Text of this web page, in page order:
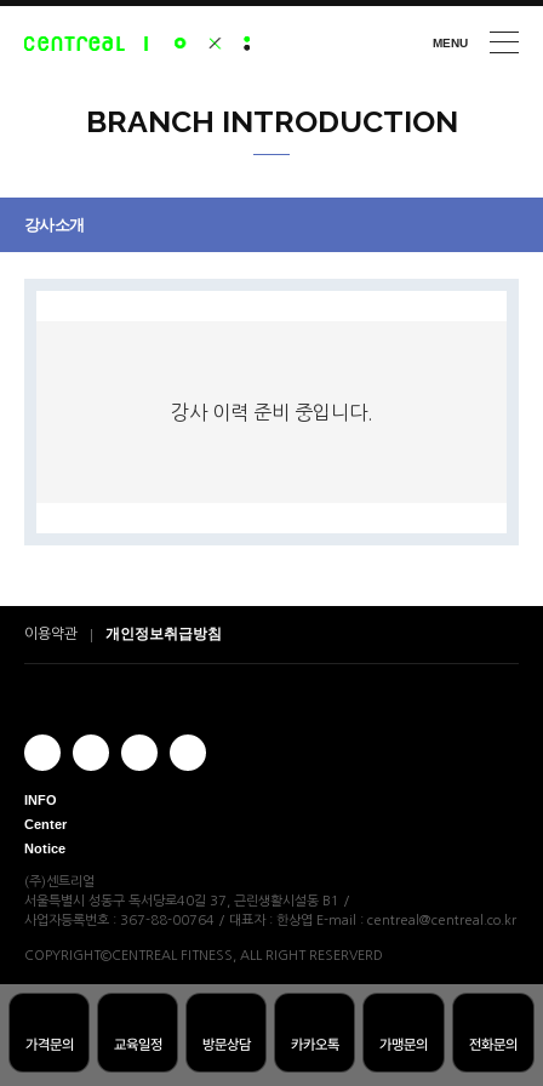
MENU
가격문의 교육일정 방문상담 카카오톡 가맹문의 전화문의
BRANCH INTRODUCTION
강사소개
강사 이력 준비 중입니다.
이용약관 개인정보취급방침
INFO
Center
Notice
(주)센트리얼
서울특별시 성동구 독서당로40길 37, 근린생활시설동 B1
/
사업자등록번호 : 367-88-00764 / 대표자 : 한상엽 E-mail : centreal@centreal.co.kr
COPYRIGHT©CENTREAL FITNESS, ALL RIGHT RESERVERD